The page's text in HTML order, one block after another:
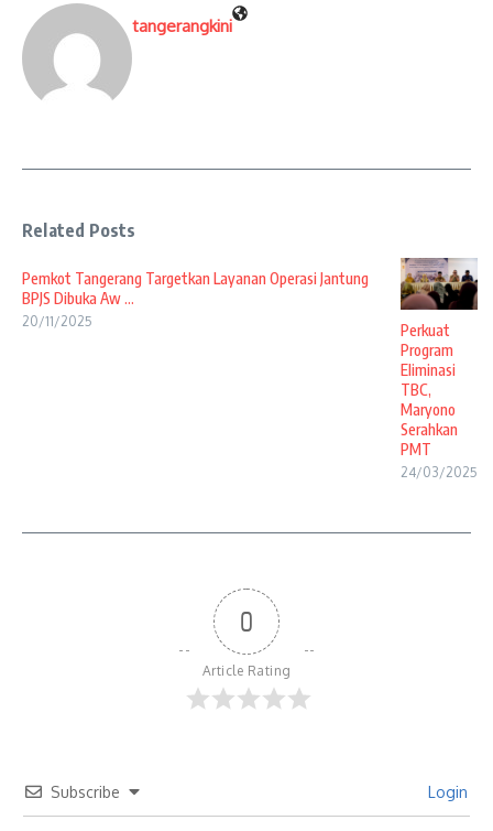
tangerangkini
Related Posts
Pemkot Tangerang Targetkan Layanan Operasi Jantung
BPJS Dibuka Aw ...
20/11/2025
Perkuat
Program
Eliminasi
TBC,
Maryono
Serahkan
PMT
24/03/2025
0
Article Rating
Subscribe Login